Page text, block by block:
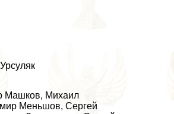
Машков, Михаил
Меньшов, Сергeй